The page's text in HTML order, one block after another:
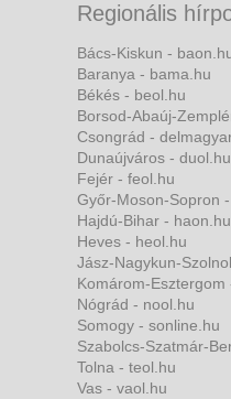
Regionális
Bács-Kiskun -
Baranya - bama.hu
Békés - beol.hu
Borsod-Abaúj-
Csongrád -
Dunaújváros - duol.hu
Fejér - feol.hu
Győr-Moson-Sopron
Hajdú-Bihar - haon.hu
Heves - heol.hu
Jász-Nagykun-
Komárom-Esztergom
Nógrád - nool.hu
Somogy - sonline.hu
Szabolcs-Szatmár-
Tolna - teol.hu
Vas - vaol.hu